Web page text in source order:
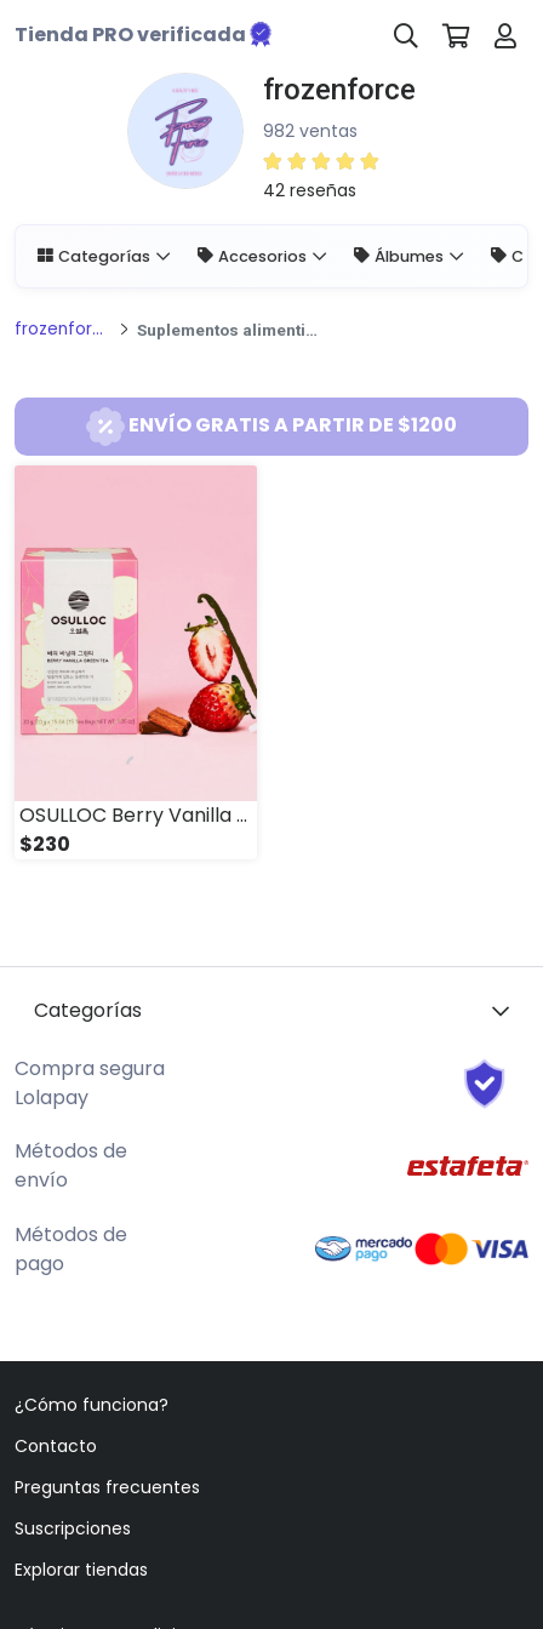
Tienda PRO verificada
frozenforce
982 ventas
42 reseñas
Categorías Accesorios Álbumes
frozenforce Suplementos alimenticios
ENVÍO GRATIS A PARTIR DE $1200
OSULLOC Berry Vanilla Green Tea 15ea
$230
Categorías
Compra segura
Lolapay
Métodos de
envío
Métodos de
pago
¿Cómo funciona?
Contacto
Preguntas frecuentes
Suscripciones
Explorar tiendas